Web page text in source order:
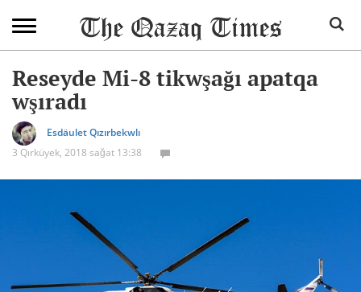
Reseyde Mi-8 tikwşağı apatqa
wşıradı
Esdäulet Qızırbekwlı
3 Qırküyek, 2018 sağat 13:38